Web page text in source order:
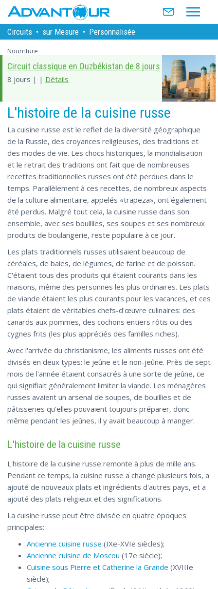
Circuits • sur Mesure • Personnalisée
Nourriture
Circuit classique en Ouzbékistan de 8 jours
8 jours | | Détails
L'histoire de la cuisine russe
La cuisine russe est le reflet de la diversité géographique
de la Russie, des croyances religieuses, des traditions et
des modes de vie. Les chocs historiques, la mondialisation
et le retrait des traditions ont fait que de nombreuses
recettes traditionnelles russes ont été perdues dans le
temps. Parallèlement à ces recettes, de nombreux aspects
de la culture alimentaire, appelés «trapeza», ont également
été perdus. Malgré tout cela, la cuisine russe dans son
ensemble, avec ses bouillies, ses soupes et ses nombreux
produits de boulangerie, reste populaire à ce jour.
Les plats traditionnels russes utilisaient beaucoup de
céréales, de baies, de légumes, de farine et de poisson.
C'étaient tous des produits qui étaient courants dans les
maisons, même des personnes les plus ordinaires. Les plats
de viande étaient les plus courants pour les vacances, et ces
plats étaient de véritables chefs-d'œuvre culinaires: des
canards aux pommes, des cochons entiers rôtis ou des
cygnes frits (les plus appréciés des familles riches).
Avec l'arrivée du christianisme, les aliments russes ont été
divisés en deux types: le jeûne et le non-jeûne. Près de sept
mois de l'année étaient consacrés à une sorte de jeûne, ce
qui signifiait généralement limiter la viande. Les ménagères
russes avaient un arsenal de soupes, de bouillies et de
pâtisseries qu'elles pouvaient toujours préparer, donc
même pendant les jeûnes, il y avait beaucoup à manger.
L'histoire de la cuisine russe
L'histoire de la cuisine russe remonte à plus de mille ans.
Pendant ce temps, la cuisine russe a changé plusieurs fois, a
ajouté de nouveaux plats et ingrédients d'autres pays, et a
ajouté des plats religieux et des significations.
La cuisine russe peut être divisée en quatre époques
principales:
Ancienne cuisine russe (IXe-XVIe siècles);
Ancienne cuisine de Moscou (17e siècle);
Cuisine sous Pierre et Catherine la Grande (XVIIIe
siècle);